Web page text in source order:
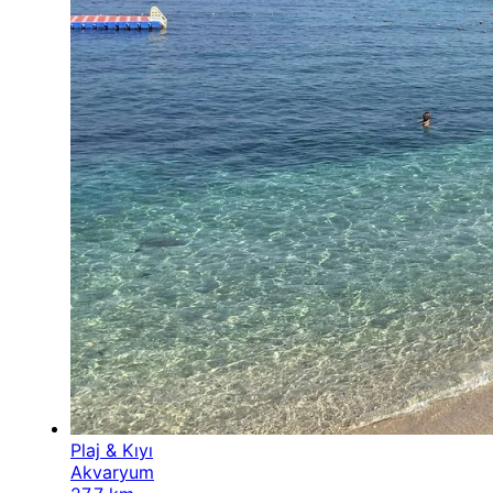
Plaj & Kıyı
Akvaryum